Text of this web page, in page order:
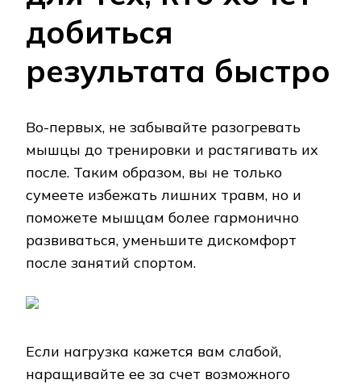
добиться
результата быстро
Во-первых, не забывайте разогревать
мышцы до тренировки и растягивать их
после. Таким образом, вы не только
сумеете избежать лишних травм, но и
поможете мышцам более гармонично
развиваться, уменьшите дискомфорт
после занятий спортом.
Если нагрузка кажется вам слабой,
наращивайте ее за счет возможного